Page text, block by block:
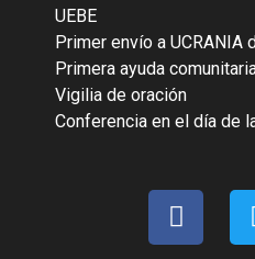
UEBE
Primer envío a UCRANIA
Primera ayuda
Vigilia de oración
Conferencia en el día de